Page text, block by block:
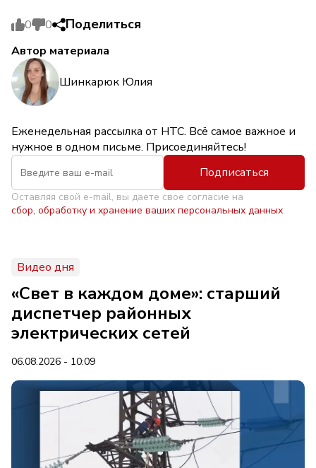
0 0 Поделиться
Автор материала
Шинкарюк Юлия
Еженедельная рассылка от НТС. Всё самое важное и
нужное в одном письме. Присоединяйтесь!
Подписаться
Оставляя свой e-mail, вы даете свое согласие на
сбор, обработку и хранение ваших персональных данных
Видео дня
«Свет в каждом доме»: старший
диспетчер районных
электрических сетей
06.08.2026 - 10:09